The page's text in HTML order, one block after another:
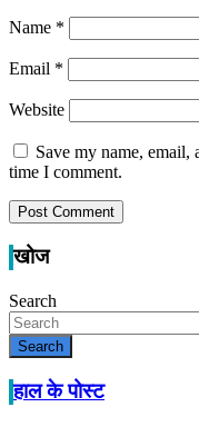
Name *
Email *
Website
Save my name,
time I comment.
खोज
Search
Search
हाल के पोस्ट